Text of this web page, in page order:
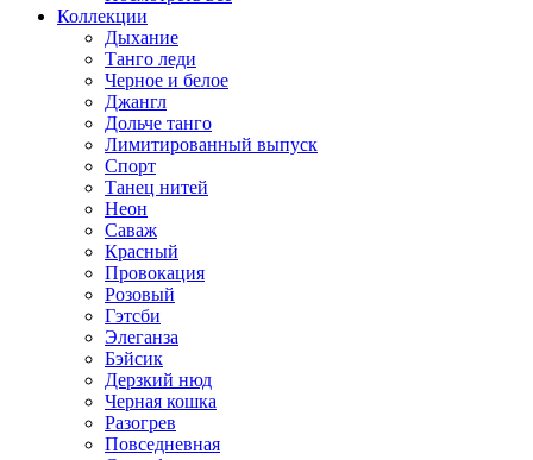
Коллекции
Дыхание
Танго леди
Черное и белое
Джангл
Дольче танго
Лимитированный выпуск
Спорт
Танец нитей
Неон
Саваж
Красный
Провокация
Розовый
Гэтсби
Элеганза
Бэйсик
Дерзкий нюд
Черная кошка
Разогрев
Повседневная